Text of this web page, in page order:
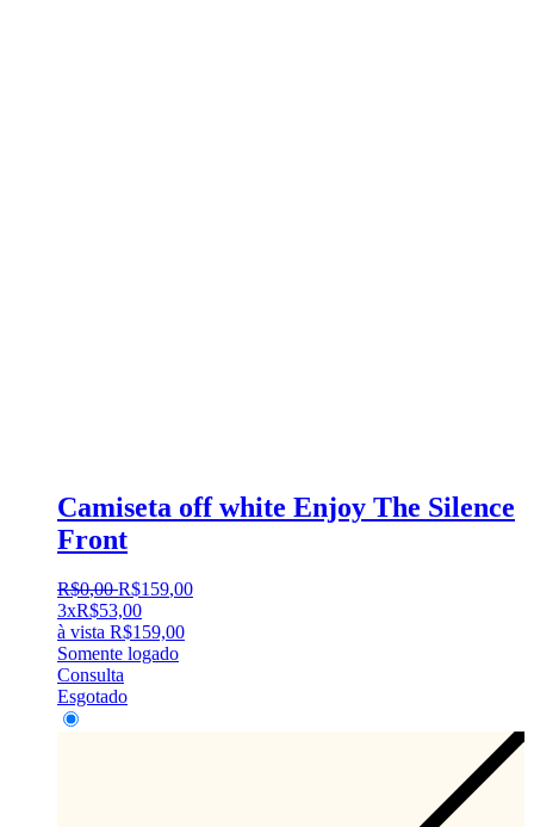
Camiseta off white Enjoy The Silence
Front
R$0,00 R$159,00
3xR$53,00
à vista R$159,00
Somente logado
Consulta
Esgotado